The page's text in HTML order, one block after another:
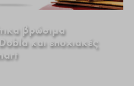
βρώσιμα
και εποχιακές